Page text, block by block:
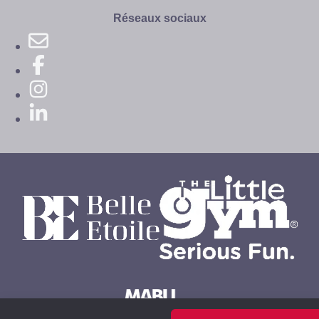
Réseaux sociaux